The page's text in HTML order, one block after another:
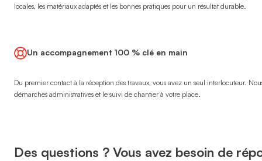
locales, les matériaux adaptés et les bonnes pratiques pour un résultat durable.
Un accompagnement 100 % clé en main
Du premier contact à la réception des travaux, vous avez un seul interlocuteur.
démarches administratives et le suivi de chantier à votre place.
Des questions ? Vous avez besoin de